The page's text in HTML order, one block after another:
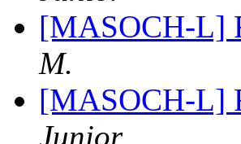
[MASOCH-L]
M.
[MASOCH-L]
Junior